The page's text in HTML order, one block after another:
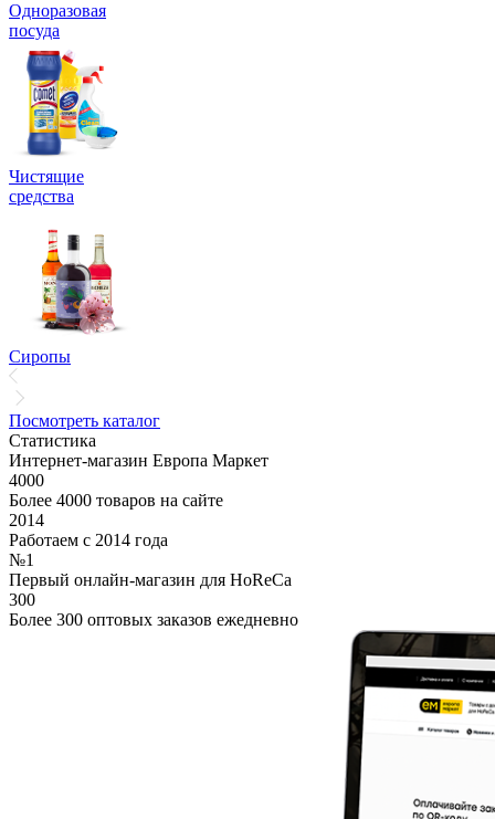
Одноразовая
посуда
Чистящие
средства
Сиропы
Посмотреть каталог
Статистика
Интернет-магазин Европа Маркет
4000
Более 4000 товаров на сайте
2014
Работаем с 2014 года
№1
Первый онлайн-магазин для HoReCa
300
Более 300 оптовых заказов ежедневно